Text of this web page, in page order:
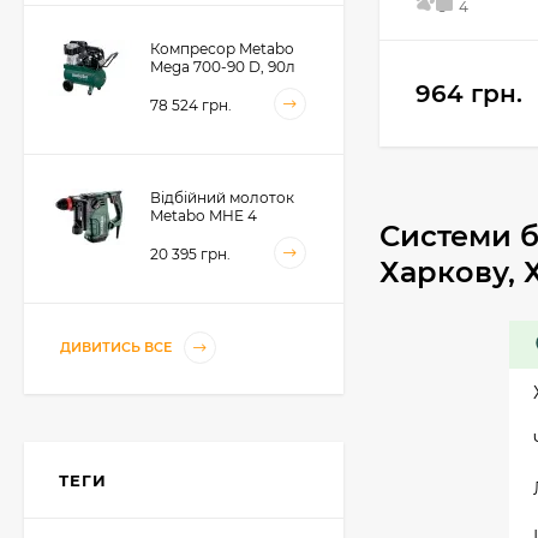
5 4
964 грн.
Системи
Харкову,
Компресор Metabo
Mega 700-90 D, 90л
78 524 грн.
Відбійний молоток
Metabo MHE 4
20 395 грн.
Акумуляторний
ДИВИТИСЬ ВСЕ
ТЕГИ